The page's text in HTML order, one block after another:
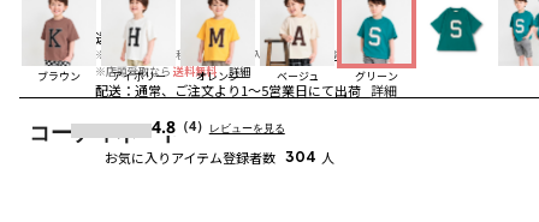
ブラウン アイボリー オレンジ ベージュ グリーン
コーディネート
送料 ：660円
※合計6,600円（税込）以上の購入で 送料無料
詳細
※店頭受取なら 送料無料 詳細
配送： 通常、ご注文より1～5営業日にて出荷 詳細
4.8（4） レビューを見る
お気に入りアイテム登録者数 304 人